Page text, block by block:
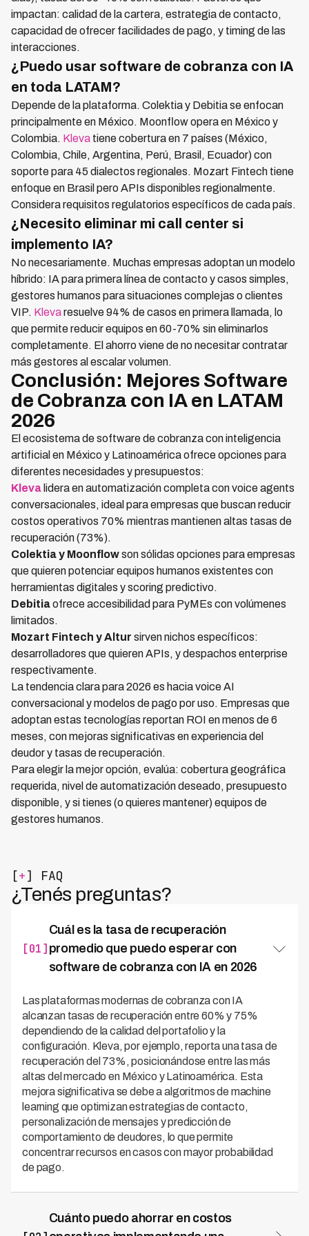
impactan: calidad de la cartera, estrategia de contacto,
capacidad de ofrecer facilidades de pago, y timing de las
interacciones.
¿Puedo usar software de cobranza con IA
en toda LATAM?
Depende de la plataforma. Colektia y Debitia se enfocan
principalmente en México. Moonflow opera en México y
Colombia. Kleva tiene cobertura en 7 países (México,
Colombia, Chile, Argentina, Perú, Brasil, Ecuador) con
soporte para 45 dialectos regionales. Mozart Fintech tiene
enfoque en Brasil pero APIs disponibles regionalmente.
Considera requisitos regulatorios específicos de cada país.
¿Necesito eliminar mi call center si
implemento IA?
No necesariamente. Muchas empresas adoptan un modelo
híbrido: IA para primera línea de contacto y casos simples,
gestores humanos para situaciones complejas o clientes
VIP. Klevaresuelve 94% de casos en primera llamada, lo
que permite reducir equipos en 60-70% sin eliminarlos
completamente. El ahorro viene de no necesitar contratar
más gestores al escalar volumen.
Conclusión: Mejores Software
de Cobranza con IA en LATAM
2026
El ecosistema de software de cobranza con inteligencia
artificial en México y Latinoamérica ofrece opciones para
diferentes necesidades y presupuestos:
Kleva lidera en automatización completa con voice agents
conversacionales, ideal para empresas que buscan reducir
costos operativos 70% mientras mantienen altas tasas de
recuperación (73%).
Colektia y Moonflowson sólidas opciones para empresas
que quieren potenciar equipos humanos existentes con
herramientas digitales y scoring predictivo.
Debitiaofrece accesibilidad para PyMEs con volúmenes
limitados.
Mozart Fintech y Altur sirven nichos específicos:
desarrolladores que quieren APIs, y despachos enterprise
respectivamente.
La tendencia clara para 2026 es hacia voice AI
conversacional y modelos de pago por uso. Empresas que
adoptan estas tecnologías reportan ROI en menos de 6
meses, con mejoras significativas en experiencia del
deudor y tasas de recuperación.
Para elegir la mejor opción, evalúa: cobertura geográfica
requerida, nivel de automatización deseado, presupuesto
disponible, y si tienes (o quieres mantener) equipos de
gestores humanos.
[+] FAQ
¿Tenés preguntas?
[01]
Cuál es la tasa de recuperación
promedio que puedo esperar con
software de cobranza con IA en 2026
Las plataformas modernas de cobranza con IA
alcanzan tasas de recuperación entre 60% y 75%
dependiendo de la calidad del portafolio y la
configuración. Kleva, por ejemplo, reporta una tasa de
recuperación del 73%, posicionándose entre las más
altas del mercado en México y Latinoamérica. Esta
mejora significativa se debe a algoritmos de machine
learning que optimizan estrategias de contacto,
personalización de mensajes y predicción de
comportamiento de deudores, lo que permite
concentrar recursos en casos con mayor probabilidad
de pago.
Cuánto puedo ahorrar en costos